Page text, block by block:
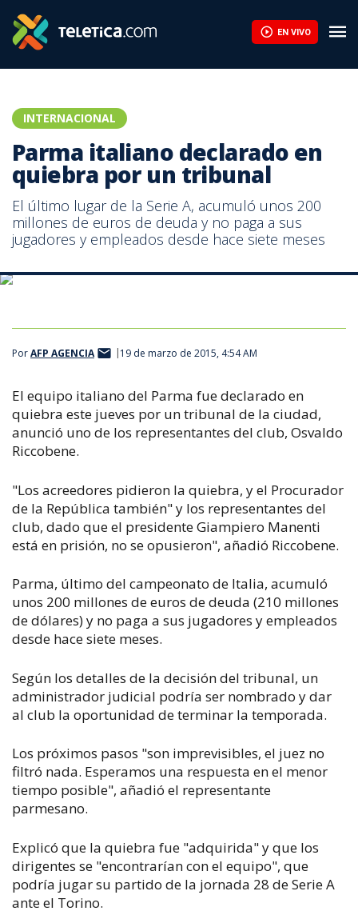
EN VIVO
INTERNACIONAL
Parma italiano declarado en
quiebra por un tribunal
El último lugar de la Serie A, acumuló unos 200
millones de euros de deuda y no paga a sus
jugadores y empleados desde hace siete meses
Jugadores como Antonio Cassano militaron en el Parma que se
PorAFP AGENCIA 19 de marzo de 2015, 4:54 AM
El equipo italiano del Parma fue declarado en
quiebra este jueves por un tribunal de la ciudad,
anunció uno de los representantes del club, Osvaldo
Riccobene.
"Los acreedores pidieron la quiebra, y el Procurador
de la República también" y los representantes del
club, dado que el presidente Giampiero Manenti
está en prisión, no se opusieron", añadió Riccobene.
Parma, último del campeonato de Italia, acumuló
unos 200 millones de euros de deuda (210 millones
de dólares) y no paga a sus jugadores y empleados
desde hace siete meses.
Según los detalles de la decisión del tribunal, un
administrador judicial podría ser nombrado y dar
al club la oportunidad de terminar la temporada.
Los próximos pasos "son imprevisibles, el juez no
filtró nada. Esperamos una respuesta en el menor
tiempo posible", añadió el representante
parmesano.
Explicó que la quiebra fue "adquirida" y que los
dirigentes se "encontrarían con el equipo", que
podría jugar su partido de la jornada 28 de Serie A
ante el Torino.